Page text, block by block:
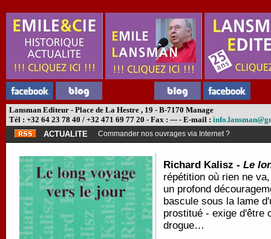
Lansman Editeur - Place de La Hestre , 19 - B-7170 Manage
Tél : +32 64 23 78 40 / +32 471 69 77 20 - Fax : --- - E-mail :
ACTUALITE
Commander nos ouvrages via Internet ?
Richard Kalisz - Le
répétition où rien ne
un profond
bascule sous la lame
prostitué - exige d'être
drogue…